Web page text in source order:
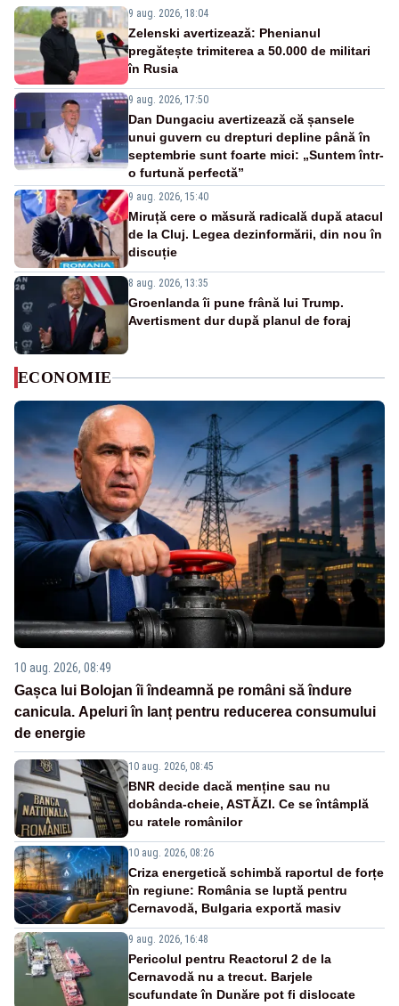
9 aug. 2026, 18:04
Zelenski avertizează: Phenianul
pregătește trimiterea a 50.000 de militari
în Rusia
9 aug. 2026, 17:50
Dan Dungaciu avertizează că șansele
unui guvern cu drepturi depline până în
septembrie sunt foarte mici: „Suntem într-
o furtună perfectă”
9 aug. 2026, 15:40
Miruță cere o măsură radicală după atacul
de la Cluj. Legea dezinformării, din nou în
discuție
8 aug. 2026, 13:35
Groenlanda îi pune frână lui Trump.
Avertisment dur după planul de foraj
ECONOMIE
10 aug. 2026, 08:49
Gașca lui Bolojan îi îndeamnă pe români să îndure
canicula. Apeluri în lanț pentru reducerea consumului
de energie
10 aug. 2026, 08:45
BNR decide dacă menține sau nu
dobânda-cheie, ASTĂZI. Ce se întâmplă
cu ratele românilor
10 aug. 2026, 08:26
Criza energetică schimbă raportul de forțe
în regiune: România se luptă pentru
Cernavodă, Bulgaria exportă masiv
9 aug. 2026, 16:48
Pericolul pentru Reactorul 2 de la
Cernavodă nu a trecut. Barjele
scufundate în Dunăre pot fi dislocate